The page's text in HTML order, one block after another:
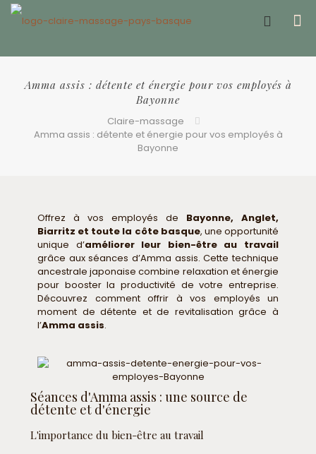
Amma assis : détente et énergie pour vos employés à
Bayonne​
Claire-massage
Amma assis : détente et énergie pour vos employés à
Bayonne​
Offrez à vos employés de Bayonne, Anglet,
Biarritz et toute la côte basque, une opportunité
unique d’améliorer leur bien-être au travail
grâce aux séances d’Amma assis. Cette technique
ancestrale japonaise combine relaxation et énergie
pour booster la productivité de votre entreprise.
Découvrez comment offrir à vos employés un
moment de détente et de revitalisation grâce à
l’Amma assis.
Séances d'Amma assis : une source de
détente et d'énergie
L'importance du bien-être au travail
Offrir un bon cadeau ❤️